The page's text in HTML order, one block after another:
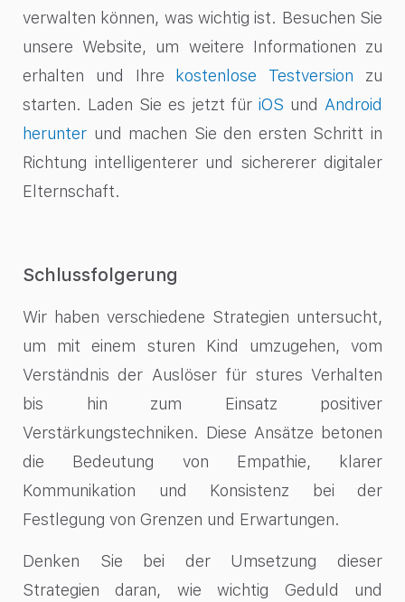
verwalten können, was wichtig ist. Besuchen Sie
unsere Website, um weitere Informationen zu
erhalten und Ihre
kostenlose Testversion zu
starten. Laden Sie es jetzt füriOS und Android
herunter und machen Sie den ersten Schritt in
Richtung intelligenterer und sichererer digitaler
Elternschaft.
Schlussfolgerung
Wir haben verschiedene Strategien untersucht,
um mit einem sturen Kind umzugehen, vom
Verständnis der Auslöser für stures Verhalten
bis hin zum Einsatz positiver
Verstärkungstechniken. Diese Ansätze betonen
die Bedeutung von Empathie, klarer
Kommunikation und Konsistenz bei der
Festlegung von Grenzen und Erwartungen.
Denken Sie bei der Umsetzung dieser
Strategien daran, wie wichtig Geduld und